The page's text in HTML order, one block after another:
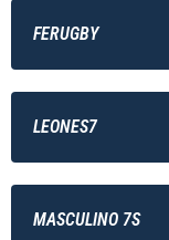
FERUGBY
LEONES7
MASCULINO 7S